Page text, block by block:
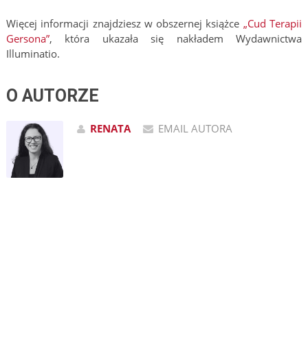
Więcej informacji znajdziesz w obszernej książce „Cud Terapii
Gersona”, która ukazała się nakładem Wydawnictwa
Illuminatio.
O AUTORZE
RENATA EMAIL AUTORA